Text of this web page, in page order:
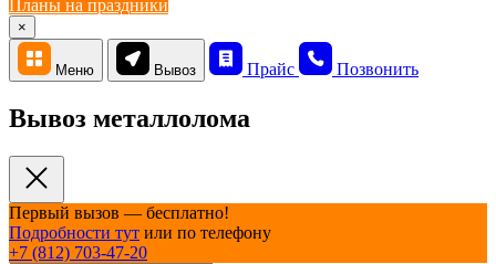
Планы на праздники
×
Меню Вывоз Прайс Позвонить
Вывоз металлолома
Первый вызов — бесплатно!
Подробности тут или по телефону
+7 (812) 703-47-20